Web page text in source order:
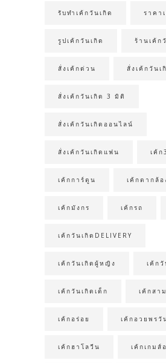
รับทำเค้กวันเกิด ราคา
รูปเค้กวันเกิด ร้านเค้ก
สั่งเค้กด่วน สั่งเค้กวันเ
สั่งเค้กวันเกิด 3 มิติ
สั่งเค้กวันเกิดออนไลน์
สั่งเค้กวันเกิดแฟน เค้ก
เค้กการ์ตูน เค้กตากล้อ
เค้กมังกร เค้กรถ
เค้กวันเกิดDELIVERY
เค้กวันเกิดผู้หญิง เค้ก
เค้กวันเกิดเด็ก เค้กสา
เค้กอร่อย เค้กอวยพรวั
เค้กฮาโลวีน เค้กเกมส์